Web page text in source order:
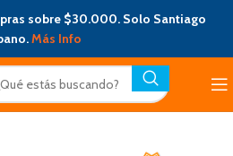
sobre $30.000. Solo Santiago
Más Info